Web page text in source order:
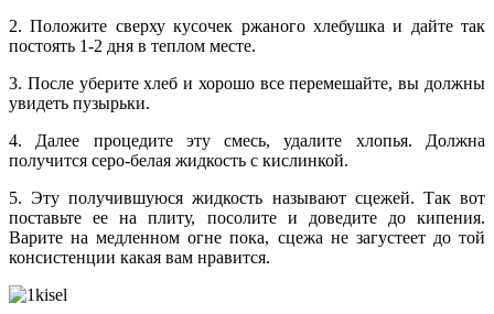
2. Положите сверху кусочек ржаного хлебушка и дайте так
постоять 1-2 дня в теплом месте.
3. После уберите хлеб и хорошо все перемешайте, вы должны
увидеть пузырьки.
4. Далее процедите эту смесь, удалите хлопья. Должна
получится серо-белая жидкость с кислинкой.
5. Эту получившуюся жидкость называют сцежей. Так вот
поставьте ее на плиту, посолите и доведите до кипения.
Варите на медленном огне пока, сцежа не загустеет до той
консистенции какая вам нравится.